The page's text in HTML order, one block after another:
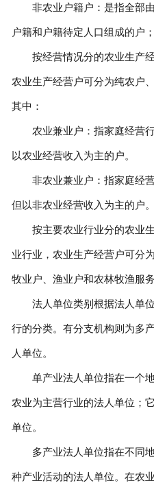
非农业户籍户：是指全部由
户籍和户籍待定人口组成的户；
按经营情况分的农业生产经
农业生产经营户可分为纯农户
其中：
农业兼业户：指家庭经营行
以农业经营收入为主的户。
非农业兼业户：指家庭经营
但以非农业经营收入为主的户。
按主要农业行业分的农业生
业行业，农业生产经营户可分
牧业户、渔业户和农林牧渔服务
法人单位类别根据法人单位
行的分类。有分支机构则为多
人单位。
单产业法人单位指在一个地
农业为主营行业的法人单位；
单位。
多产业法人单位指在不同地
种产业活动的法人单位。在农